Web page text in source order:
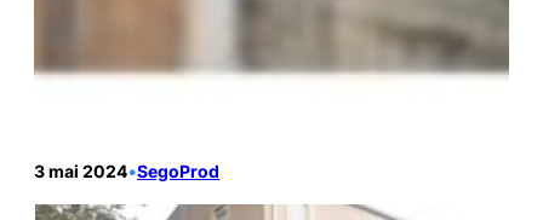
3 mai 2024•SegoProd